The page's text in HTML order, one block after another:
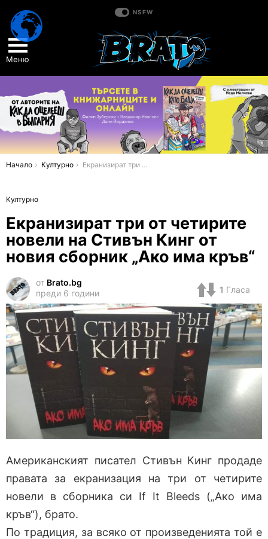
NSFW
Меню
You are here:
Начало Културно Екранизират три от четирите новели на Стивън Кинг от новия сборник „Ако има кръв“
Културно
Екранизират три от четирите
новели на Стивън Кинг от
новия сборник „Ако има кръв“
от Brato.bg
преди 6 години
1 Гласа
Американският писател Стивън Кинг продаде
правата за екранизация на три от четирите
новели в сборника си If It Bleeds („Ако има
кръв“), брато.
По традиция, за всяко от произведенията той е